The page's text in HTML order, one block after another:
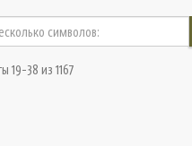
38 из 1167